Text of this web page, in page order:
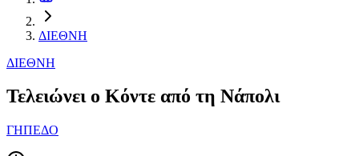
ΔΙΕΘΝΗ
ΔΙΕΘΝΗ
Τελειώνει ο Κόντε από τη Νάπολι
ΓΗΠΕΔΟ